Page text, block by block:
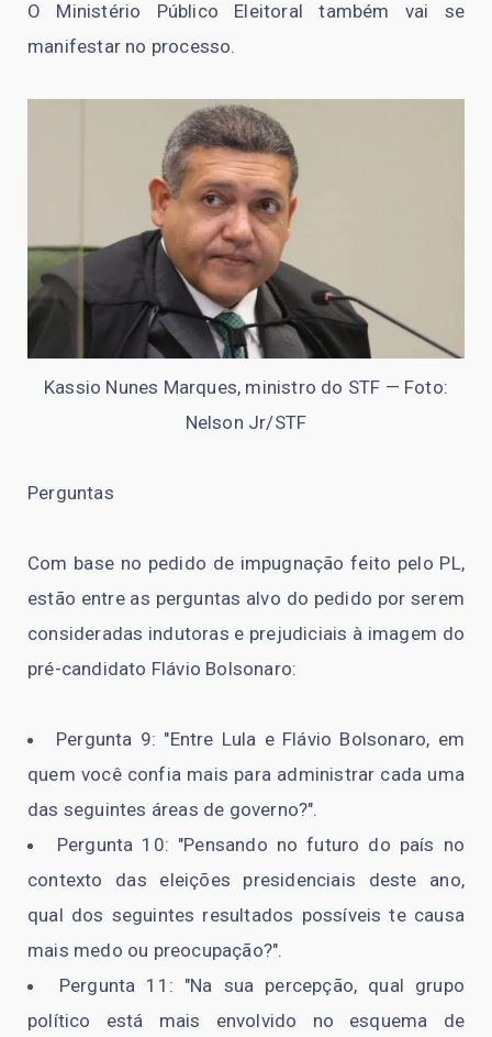
O Ministério Público Eleitoral também vai se
manifestar no processo.
Kassio Nunes Marques, ministro do STF — Foto:
Nelson Jr/STF
Perguntas
Com base no pedido de impugnação feito pelo PL,
estão entre as perguntas alvo do pedido por serem
consideradas indutoras e prejudiciais à imagem do
pré-candidato Flávio Bolsonaro:
Pergunta 9: "Entre Lula e Flávio Bolsonaro, em
quem você confia mais para administrar cada uma
das seguintes áreas de governo?".
Pergunta 10: "Pensando no futuro do país no
contexto das eleições presidenciais deste ano,
qual dos seguintes resultados possíveis te causa
mais medo ou preocupação?".
Pergunta 11: "Na sua percepção, qual grupo
político está mais envolvido no esquema de